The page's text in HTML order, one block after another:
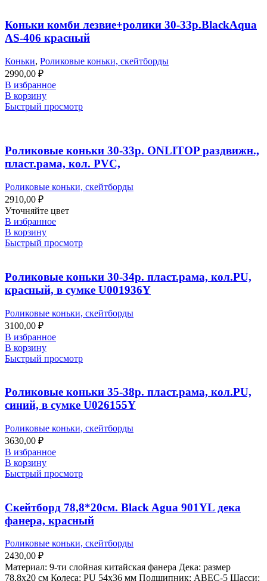
Коньки комби лезвие+ролики 30-33р.BlackAqua
AS-406 красный
Коньки, Роликовые коньки, скейтборды
2990,00 ₽
В избранное
В корзину
Быстрый просмотр
Роликовые коньки 30-33р. ONLITOP раздвижн.,
пласт.рама, кол. PVC,
Роликовые коньки, скейтборды
2910,00 ₽
Уточняйте цвет
В избранное
В корзину
Быстрый просмотр
Роликовые коньки 30-34р. пласт.рама, кол.PU,
красный, в сумке U001936Y
Роликовые коньки, скейтборды
3100,00 ₽
В избранное
В корзину
Быстрый просмотр
Роликовые коньки 35-38р. пласт.рама, кол.PU,
синий, в сумке U026155Y
Роликовые коньки, скейтборды
3630,00 ₽
В избранное
В корзину
Быстрый просмотр
Скейтборд 78,8*20см. Black Agua 901YL дека
фанера, красный
Роликовые коньки, скейтборды
2430,00 ₽
Материал: 9-ти слойная китайская фанера Дека: размер
78,8х20 см Колеса: PU 54х36 мм Подшипник: ABEC-5 Шасси: